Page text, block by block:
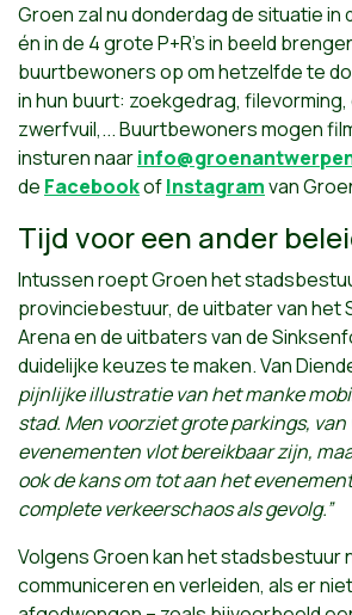
Groen zal nu donderdag de situatie in
én in de 4 grote P+R's in beeld
buurtbewoners op om hetzelfde te
in hun buurt: zoekgedrag,
zwerfvuil,... Buurtbewoners mogen
insturen naar
de FacebookofInstagramvan
Tijd voor een ander
Intussen roept Groen het
provinciebestuur, de uitbater van
Arena en de uitbaters van de
duidelijke keuzes te maken. Van
pijnlijke illustratie van het manke
stad. Men voorziet grote parkings,
evenementen vlot bereikbaar zijn,
ook de kans om tot aan het
complete verkeerschaos als gevolg.”
Volgens Groen kan het stadsbestuur
communiceren en verleiden, als er